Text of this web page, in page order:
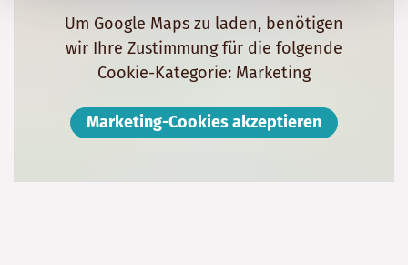
Um Google Maps zu laden, benötigen
wir Ihre Zustimmung für die folgende
Cookie-Kategorie: Marketing
Marketing-Cookies akzeptieren